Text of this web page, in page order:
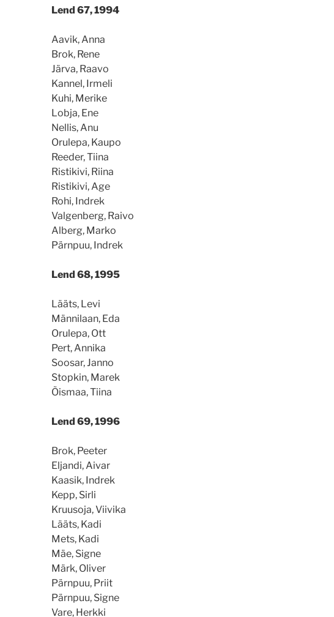
Lend 67, 1994
Aavik, Anna
Brok, Rene
Järva, Raavo
Kannel, Irmeli
Kuhi, Merike
Lobja, Ene
Nellis, Anu
Orulepa, Kaupo
Reeder, Tiina
Ristikivi, Riina
Ristikivi, Age
Rohi, Indrek
Valgenberg, Raivo
Alberg, Marko
Pärnpuu, Indrek
Lend 68, 1995
Lääts, Levi
Männilaan, Eda
Orulepa, Ott
Pert, Annika
Soosar, Janno
Stopkin, Marek
Õismaa, Tiina
Lend 69, 1996
Brok, Peeter
Eljandi, Aivar
Kaasik, Indrek
Kepp, Sirli
Kruusoja, Viivika
Lääts, Kadi
Mets, Kadi
Mäe, Signe
Märk, Oliver
Pärnpuu, Priit
Pärnpuu, Signe
Vare, Herkki